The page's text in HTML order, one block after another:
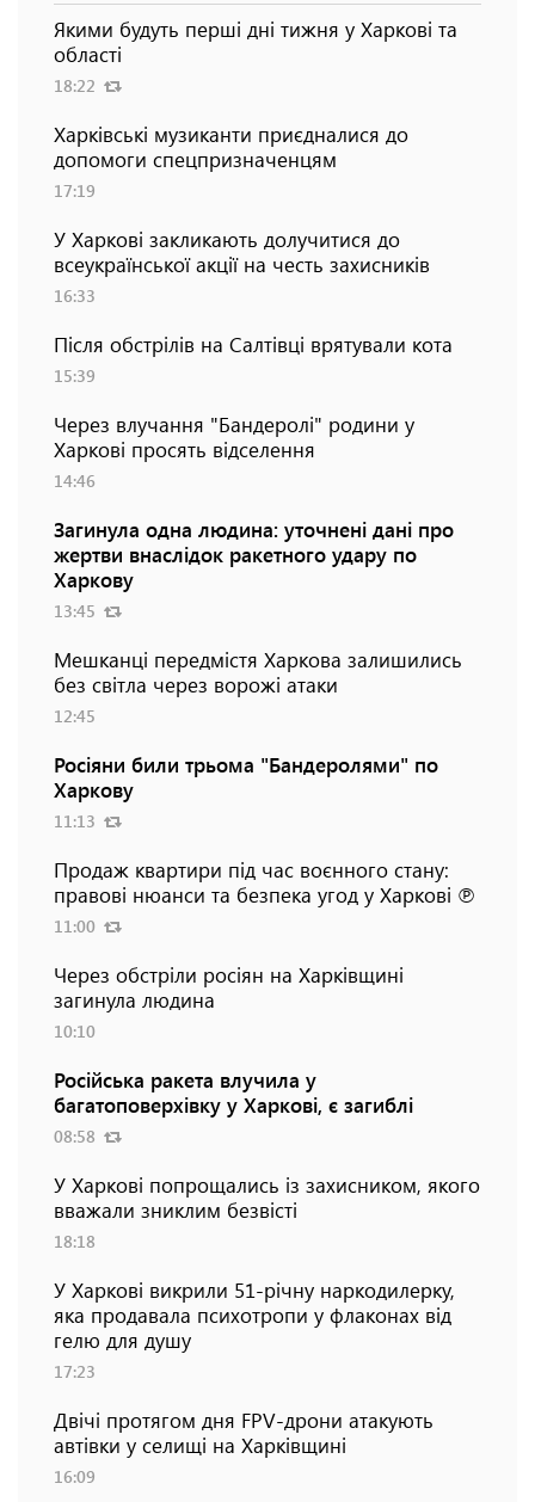
Якими будуть перші дні тижня у Харкові та
області
18:22
Харківські музиканти приєдналися до
допомоги спецпризначенцям
17:19
У Харкові закликають долучитися до
всеукраїнської акції на честь захисників
16:33
Після обстрілів на Салтівці врятували кота
15:39
Через влучання "Бандеролі" родини у
Харкові просять відселення
14:46
Загинула одна людина: уточнені дані про
жертви внаслідок ракетного удару по
Харкову
13:45
Мешканці передмістя Харкова залишились
без світла через ворожі атаки
12:45
Росіяни били трьома "Бандеролями" по
Харкову
11:13
Продаж квартири під час воєнного стану:
правові нюанси та безпека угод у Харкові ℗
11:00
Через обстріли росіян на Харківщині
загинула людина
10:10
Російська ракета влучила у
багатоповерхівку у Харкові, є загиблі
08:58
У Харкові попрощались із захисником, якого
вважали зниклим безвісті
18:18
У Харкові викрили 51-річну наркодилерку,
яка продавала психотропи у флаконах від
гелю для душу
17:23
Двічі протягом дня FPV-дрони атакують
автівки у селищі на Харківщині
16:09